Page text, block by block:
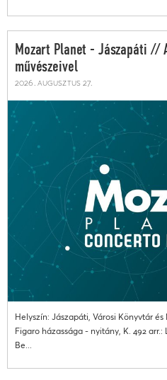
Mozart Planet - Jászapáti //
művészeivel
2026. augusztus 27.
Helyszín: Jászapáti, Városi Könyvtár
Figaro házassága - nyitány, K. 492
Be...